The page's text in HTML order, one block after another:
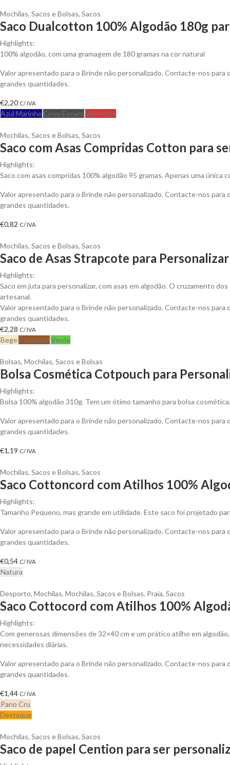
Mochilas, Sacos e Bolsas, Sacos
Saco Dualcotton 100% Algodão 180g
Highlights:
100% algodão, com uma gramagem de 180 gramas na cor natural
Valor apresentado para o Brinde não personalizado. Contacte-nos
grandes quantidades.
€2,20 C/ IVA
Azul Marinho Cinza EscuroVermelho
Mochilas, Sacos e Bolsas, Sacos
Saco com Asas Compridas Cotton para
Highlights:
Saco com asas compridas 100% algodão 95 gramas. Apenas uma única
Valor apresentado para o Brinde não personalizado. Contacte-nos
grandes quantidades.
€0,82 C/ IVA
Mochilas, Sacos e Bolsas, Sacos
Saco de Asas Strapcote para Personalizar
Highlights:
Saco em juta para personalizar, com asas em algodão. O cruzamento
artesanal.
Valor apresentado para o Brinde não personalizado. Contacte-nos
grandes quantidades.
€2,28 C/ IVA
BegeCastanhoVerde
Bolsas, Mochilas, Sacos e Bolsas
Bolsa Cosmética Cotpouch para
Highlights:
Bolsa 100% algodão 310g. Tem um ótimo tamanho para bolsa
Valor apresentado para o Brinde não personalizado. Contacte-nos
grandes quantidades.
€1,19 C/ IVA
Mochilas, Sacos e Bolsas, Sacos
Saco Cottoncord com Atilhos 100%
Highlights:
Tamanho Pequeno, mas grande em utilidade. Este saco foi projetado
Valor apresentado para o Brinde não personalizado. Contacte-nos
grandes quantidades.
€0,54 C/ IVA
Natura
Desporto, Mochilas, Mochilas, Sacos e Bolsas, Praia, Sacos
Saco Cottocord com Atilhos 100%
Highlights:
Com generosas dimensões de 32×40 cm e um prático atilho em
necessidades diárias.
Valor apresentado para o Brinde não personalizado. Contacte-nos
grandes quantidades.
€1,44 C/ IVA
Pano Cru
Destaque
Mochilas, Sacos e Bolsas, Sacos
Saco de papel Cention para ser